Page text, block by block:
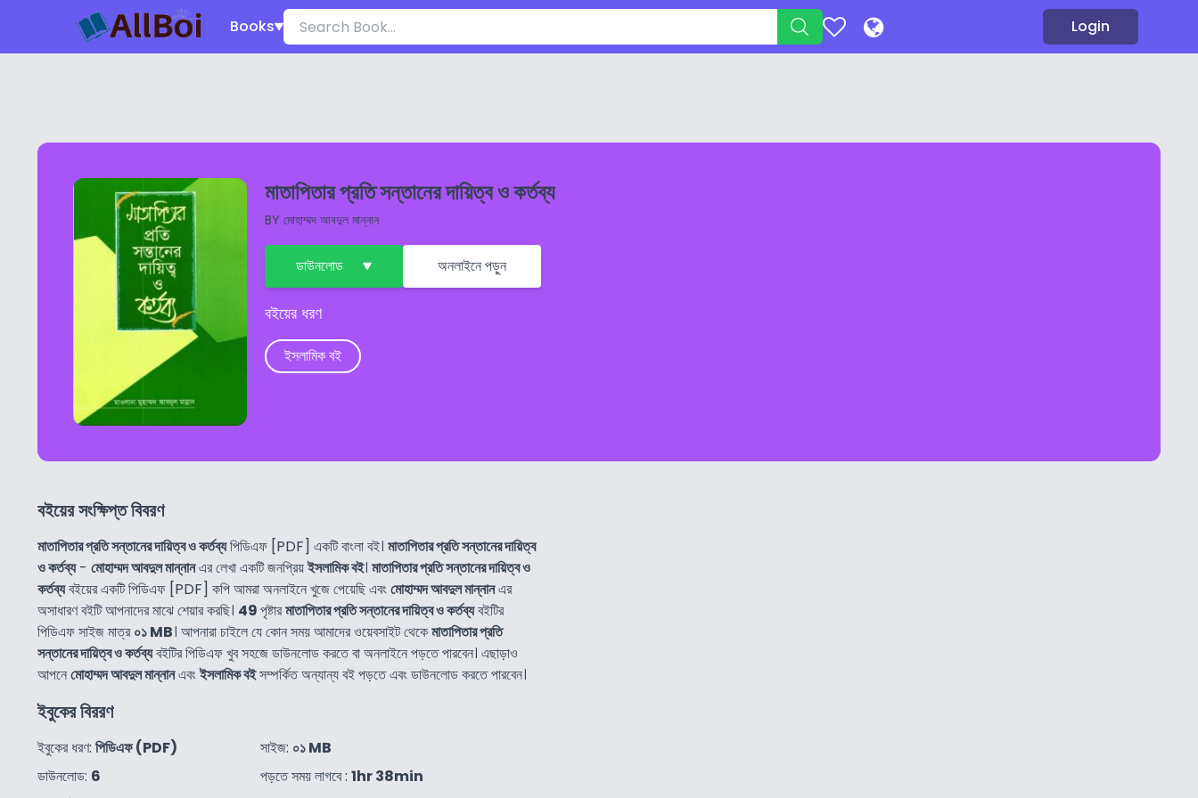
Books Login
মাতাপিতার প্রতি সন্তানের দায়িত্ব ও কর্তব্য
BY মোহাম্মদ আবদুল মান্নান
ডাউনলোড অনলাইনে পড়ুন
বইয়ের ধরণ
ইসলামিক বই
বইয়ের সংক্ষিপ্ত বিবরণ
মাতাপিতার প্রতি সন্তানের দায়িত্ব ও কর্তব্যপিডিএফ [PDF] একটি বাংলা বই। মাতাপিতার প্রতি সন্তানের দায়িত্ব
ও কর্তব্য- মোহাম্মদ আবদুল মান্নানএর লেখা একটি জনপ্রিয়ইসলামিক বই। মাতাপিতার প্রতি সন্তানের দায়িত্ব ও
কর্তব্যবইয়ের একটি পিডিএফ [PDF] কপি আমরা অনলাইনে খুজে পেয়েছি এবংমোহাম্মদ আবদুল মান্নানএর
অসাধারণ বইটি আপনাদের মাঝে শেয়ার করছি। 49পৃষ্টারমাতাপিতার প্রতি সন্তানের দায়িত্ব ও কর্তব্যবইটির
পিডিএফ সাইজ মাত্র০১ MB। আপনারা চাইলে যে কোন সময় আমাদের ওয়েবসাইট থেকেমাতাপিতার প্রতি
সন্তানের দায়িত্ব ও কর্তব্যবইটির পিডিএফ খুব সহজে ডাউনলোড করতে বা অনলাইনে পড়তে পারবেন। এছাড়াও
আপনেমোহাম্মদ আবদুল মান্নানএবংইসলামিক বইসম্পর্কিত অন্যান্য বই পড়তে এবং ডাউনলোড করতে পারবেন।
ইবুকের বিররণ
ইবুকের ধরণ: পিডিএফ (PDF)
ডাউনলোড: 6
সাইজ: ০১ MB
পড়তে সময় লাগবে : 1hr 38min